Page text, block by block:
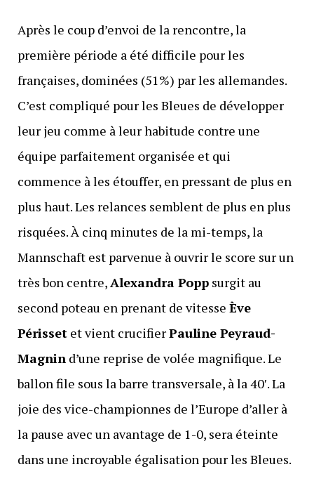
Après le coup d’envoi de la rencontre, la
première période a été difficile pour les
françaises, dominées (51%) par les allemandes.
C’est compliqué pour les Bleues de développer
leur jeu comme à leur habitude contre une
équipe parfaitement organisée et qui
commence à les étouffer, en pressant de plus en
plus haut. Les relances semblent de plus en plus
risquées. À cinq minutes de la mi-temps, la
Mannschaft est parvenue à ouvrir le score sur un
très bon centre,Alexandra Poppsurgit au
second poteau en prenant de vitesse Ève
Périssetet vient crucifierPauline Peyraud-
Magnind’une reprise de volée magnifique. Le
ballon file sous la barre transversale, à la 40′. La
joie des vice-championnes de l’Europe d’aller à
la pause avec un avantage de 1-0, sera éteinte
dans une incroyable égalisation pour les Bleues.